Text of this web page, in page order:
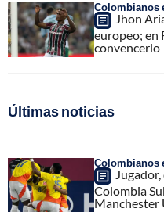
Colombianos
Jhon
europeo; en
convencerlo
Últimas noticias
Colombianos
Colombia
Manchester